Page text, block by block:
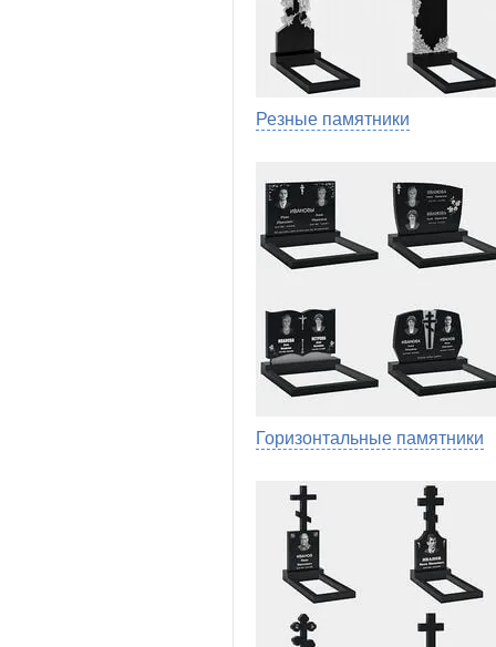
Резные памятники
Горизонтальные памятники